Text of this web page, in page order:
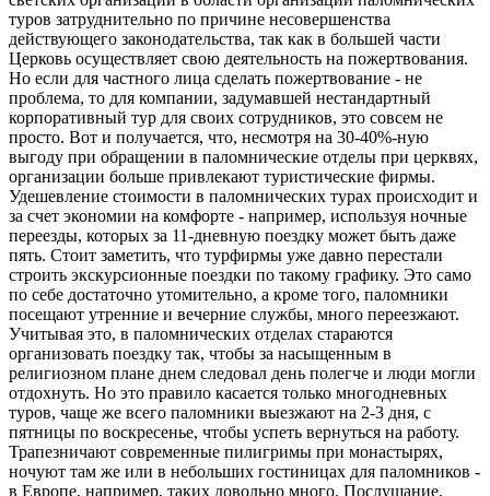
туров затруднительно по причине несовершенства
действующего законодательства, так как в большей части
Церковь осуществляет свою деятельность на пожертвования.
Но если для частного лица сделать пожертвование - не
проблема, то для компании, задумавшей нестандартный
корпоративный тур для своих сотрудников, это совсем не
просто. Вот и получается, что, несмотря на 30-40%-ную
выгоду при обращении в паломнические отделы при церквях,
организации больше привлекают туристические фирмы.
Удешевление стоимости в паломнических турах происходит и
за счет экономии на комфорте - например, используя ночные
переезды, которых за 11-дневную поездку может быть даже
пять. Стоит заметить, что турфирмы уже давно перестали
строить экскурсионные поездки по такому графику. Это само
по себе достаточно утомительно, а кроме того, паломники
посещают утренние и вечерние службы, много переезжают.
Учитывая это, в паломнических отделах стараются
организовать поездку так, чтобы за насыщенным в
религиозном плане днем следовал день полегче и люди могли
отдохнуть. Но это правило касается только многодневных
туров, чаще же всего паломники выезжают на 2-3 дня, с
пятницы по воскресенье, чтобы успеть вернуться на работу.
Трапезничают современные пилигримы при монастырях,
ночуют там же или в небольших гостиницах для паломников -
в Европе, например, таких довольно много. Послушание,